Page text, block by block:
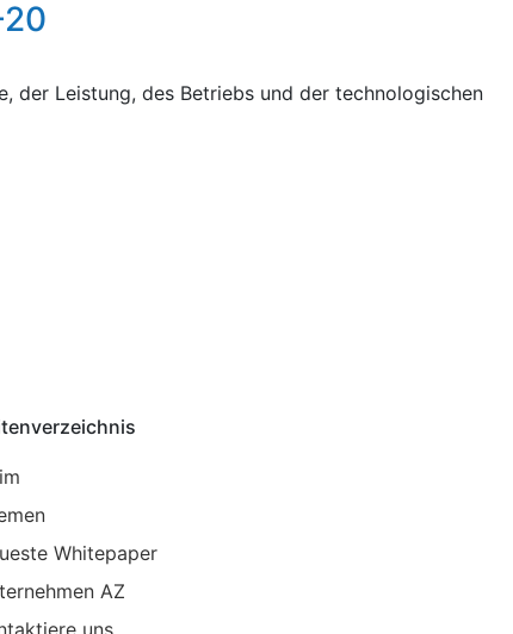
der Leistung, des Betriebs und der technologischen
Whitepaper
AZ
uns